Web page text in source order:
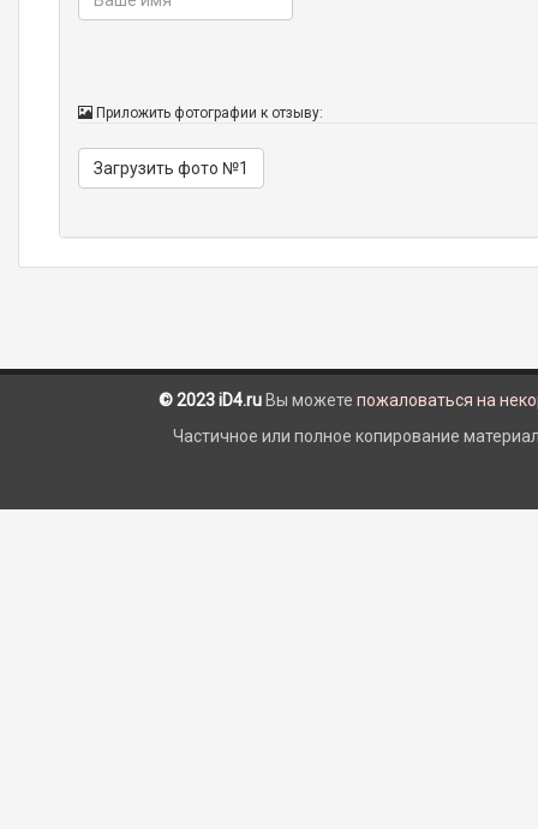
Приложить фотографии к отзыву:
Загрузить фото №1
© 2023 iD4.ru Вы можете пожаловаться на
Частичное или полное копирование